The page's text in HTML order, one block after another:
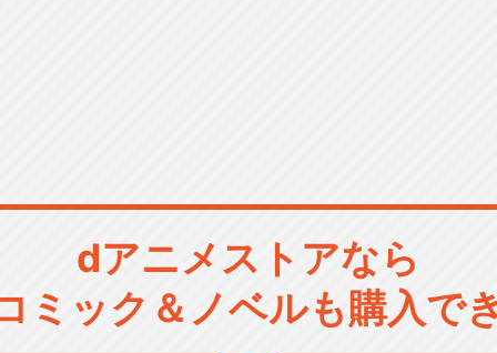
dアニメストアなら
ミック＆ノベルも購入で